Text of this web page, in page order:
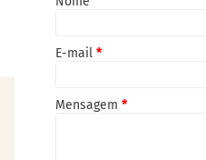
E-mail *
Mensagem *